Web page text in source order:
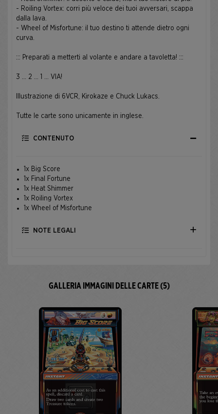
- Roiling Vortex: corri più veloce dei tuoi avversari, scappa
dalla lava.
- Wheel of Misfortune: il tuo destino ti attende dietro ogni
curva.
::: Preparati a metterti al volante e andare a tavoletta! :::
3 … 2 … 1 … VIA!
Illustrazione di 6VCR, Kirokaze e Chuck Lukacs.
Tutte le carte sono unicamente in inglese.
CONTENUTO
1x Big Score
1x Final Fortune
1x Heat Shimmer
1x Roiling Vortex
1x Wheel of Misfortune
NOTE LEGALI
GALLERIA IMMAGINI DELLE CARTE (5)